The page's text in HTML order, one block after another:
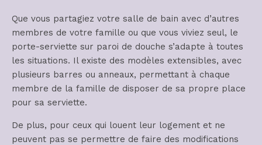
Que vous partagiez votre salle de bain avec d’autres
membres de votre famille ou que vous viviez seul, le
porte-serviette sur paroi de douche s’adapte à toutes
les situations. Il existe des modèles extensibles, avec
plusieurs barres ou anneaux, permettant à chaque
membre de la famille de disposer de sa propre place
pour sa serviette.
De plus, pour ceux qui louent leur logement et ne
peuvent pas se permettre de faire des modifications